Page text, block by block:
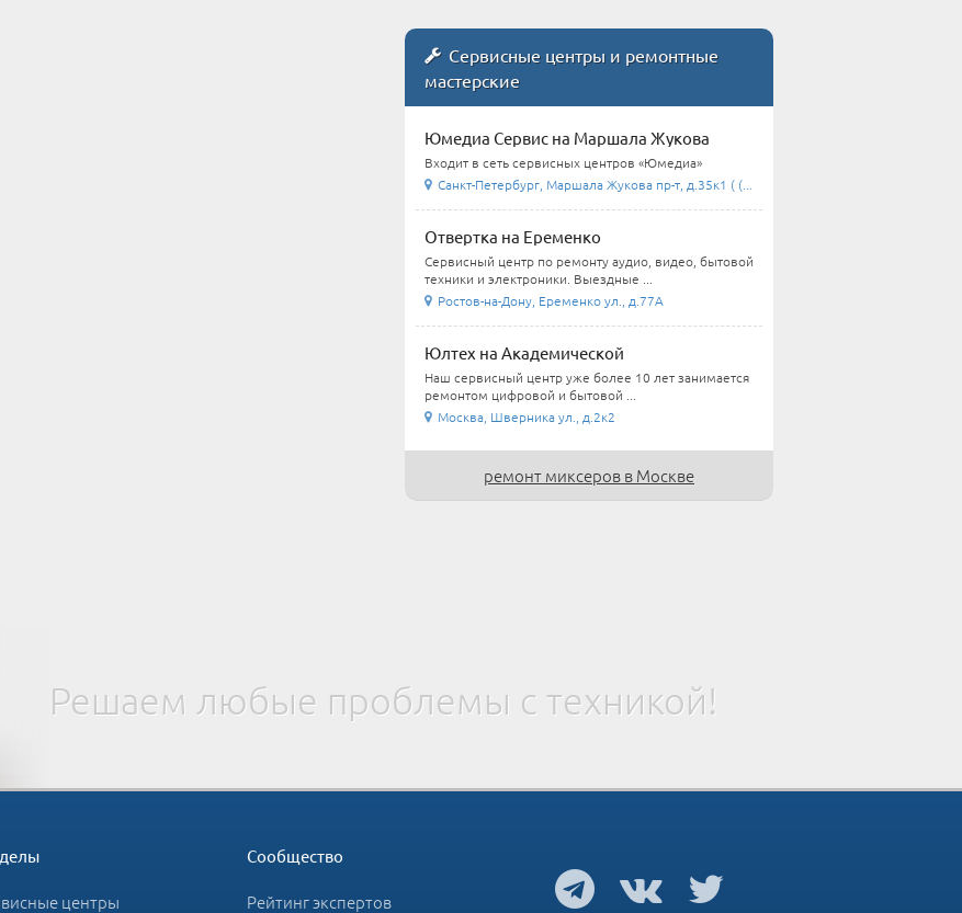
Сервисные центры и ремонтные
мастерские
Юмедиа Сервис на Маршала Жукова
Входит в сеть сервисных центров «Юмедиа»
Санкт-Петербург, Маршала Жукова пр-т, д.35к1 ( (...
Отвертка на Еременко
Сервисный центр по ремонту аудио, видео, бытовой
техники и электроники. Выездные ...
Ростов-на-Дону, Еременко ул., д.77А
Юлтех на Академической
Наш сервисный центр уже более 10 лет занимается
ремонтом цифровой и бытовой ...
Москва, Шверника ул., д.2к2
ремонт миксеров в Москве
Решаем любые проблемы с техникой!
центры
Сообщество
Рейтинг экспертов